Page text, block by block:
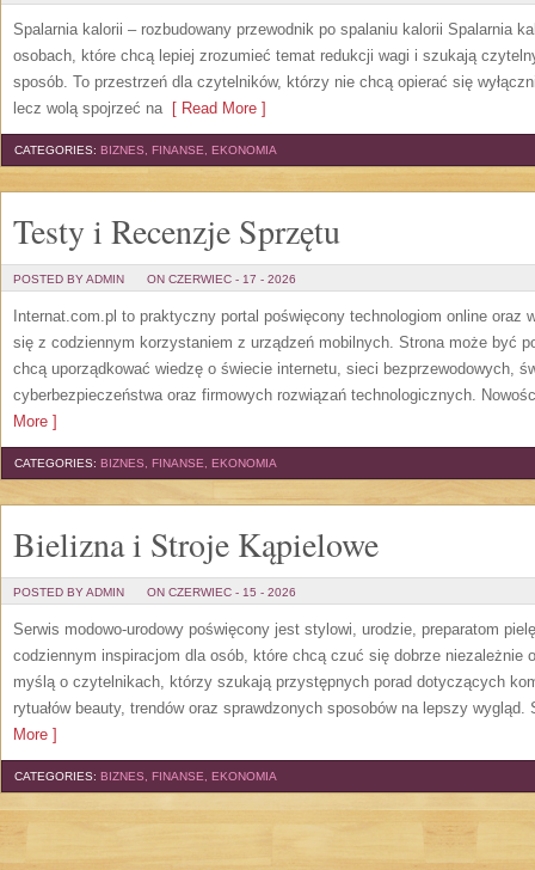
Spalarnia kalorii – rozbudowany przewodnik po spalaniu kalorii Spalarnia
osobach, które chcą lepiej zrozumieć temat redukcji wagi i szukają
sposób. To przestrzeń dla czytelników, którzy nie chcą opierać się
lecz wolą spojrzeć na[ Read More ]
CATEGORIES: BIZNES, FINANSE, EKONOMIA
Testy i Recenzje Sprzętu
POSTED BY ADMIN ON CZERWIEC - 17 - 2026
Internat.com.pl to praktyczny portal poświęcony technologiom online oraz
się z codziennym korzystaniem z urządzeń mobilnych. Strona może być
chcą uporządkować wiedzę o świecie internetu, sieci bezprzewodowych,
cyberbezpieczeństwa oraz firmowych rozwiązań technologicznych.
More ]
CATEGORIES: BIZNES, FINANSE, EKONOMIA
Bielizna i Stroje Kąpielowe
POSTED BY ADMIN ON CZERWIEC - 15 - 2026
Serwis modowo-urodowy poświęcony jest stylowi, urodzie, preparatom
codziennym inspiracjom dla osób, które chcą czuć się dobrze niezależnie
myślą o czytelnikach, którzy szukają przystępnych porad dotyczących
rytuałów beauty, trendów oraz sprawdzonych sposobów na lepszy wygląd.
More ]
CATEGORIES: BIZNES, FINANSE, EKONOMIA